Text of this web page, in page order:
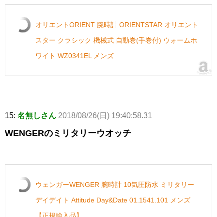
オリエントORIENT 腕時計 ORIENTSTAR オリエント
スター クラシック 機械式 自動巻(手巻付) ウォームホ
ワイト WZ0341EL メンズ
15: 名無しさん 2018/08/26(日) 19:40:58.31
WENGERのミリタリーウオッチ
ウェンガーWENGER 腕時計 10気圧防水 ミリタリー
デイデイト Attitude Day&Date 01.1541.101 メンズ